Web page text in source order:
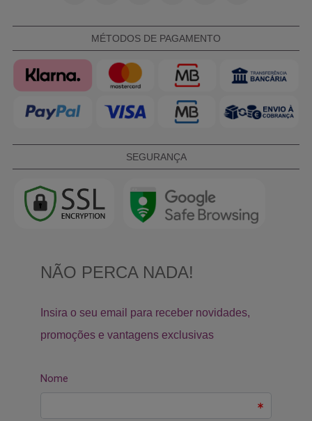
MÉTODOS DE PAGAMENTO
SEGURANÇA